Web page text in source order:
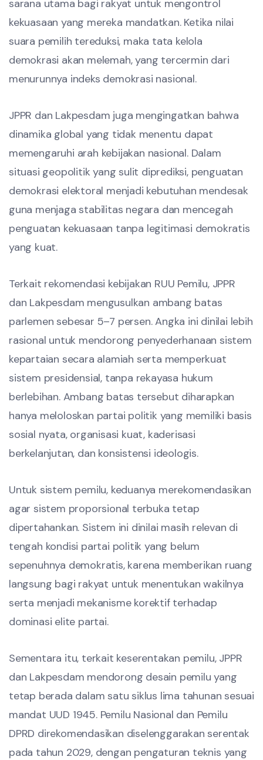
sarana utama bagi rakyat untuk mengontrol
kekuasaan yang mereka mandatkan. Ketika nilai
suara pemilih tereduksi, maka tata kelola
demokrasi akan melemah, yang tercermin dari
menurunnya indeks demokrasi nasional.
JPPR dan Lakpesdam juga mengingatkan bahwa
dinamika global yang tidak menentu dapat
memengaruhi arah kebijakan nasional. Dalam
situasi geopolitik yang sulit diprediksi, penguatan
demokrasi elektoral menjadi kebutuhan mendesak
guna menjaga stabilitas negara dan mencegah
penguatan kekuasaan tanpa legitimasi demokratis
yang kuat.
Terkait rekomendasi kebijakan RUU Pemilu, JPPR
dan Lakpesdam mengusulkan ambang batas
parlemen sebesar 5–7 persen. Angka ini dinilai lebih
rasional untuk mendorong penyederhanaan sistem
kepartaian secara alamiah serta memperkuat
sistem presidensial, tanpa rekayasa hukum
berlebihan. Ambang batas tersebut diharapkan
hanya meloloskan partai politik yang memiliki basis
sosial nyata, organisasi kuat, kaderisasi
berkelanjutan, dan konsistensi ideologis.
Untuk sistem pemilu, keduanya merekomendasikan
agar sistem proporsional terbuka tetap
dipertahankan. Sistem ini dinilai masih relevan di
tengah kondisi partai politik yang belum
sepenuhnya demokratis, karena memberikan ruang
langsung bagi rakyat untuk menentukan wakilnya
serta menjadi mekanisme korektif terhadap
dominasi elite partai.
Sementara itu, terkait keserentakan pemilu, JPPR
dan Lakpesdam mendorong desain pemilu yang
tetap berada dalam satu siklus lima tahunan sesuai
mandat UUD 1945. Pemilu Nasional dan Pemilu
DPRD direkomendasikan diselenggarakan serentak
pada tahun 2029, dengan pengaturan teknis yang